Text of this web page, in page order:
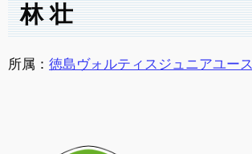
林 壮
所属： 徳島ヴォルティスジュニアユース